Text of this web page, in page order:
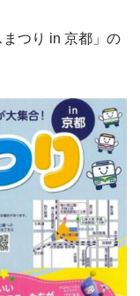
つり in 京都」の